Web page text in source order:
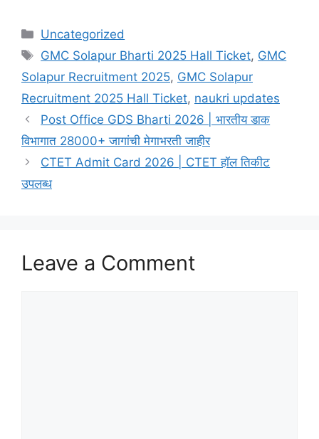
Categories
Uncategorized
Tags
GMC Solapur Bharti 2025 Hall Ticket, GMC
Solapur Recruitment 2025, GMC Solapur
Recruitment 2025 Hall Ticket, naukri updates
Post Office GDS Bharti 2026 | भारतीय डाक
विभागात 28000+ जागांची मेगाभरती जाहीर
CTET Admit Card 2026 | CTET हॉल तिकीट
उपलब्ध
Leave a Comment